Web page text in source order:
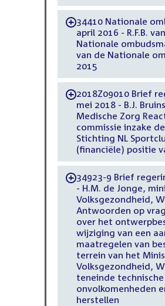
-34410 Nationale
april 2016 - R.F.B.
Nationale
van de Nationale
2015
-2018Z09010 Brief
mei 2018 - B.J.
Medische Zorg
commissie inzake
Stichting NL
(financiële) positie
-34923-9 Brief
- H.M. de Jonge,
Volksgezondheid,
Antwoorden op
over het
wijziging van een
maatregelen van
terrein van het
Volksgezondheid,
teneinde technische
onvolkomenheden
herstellen